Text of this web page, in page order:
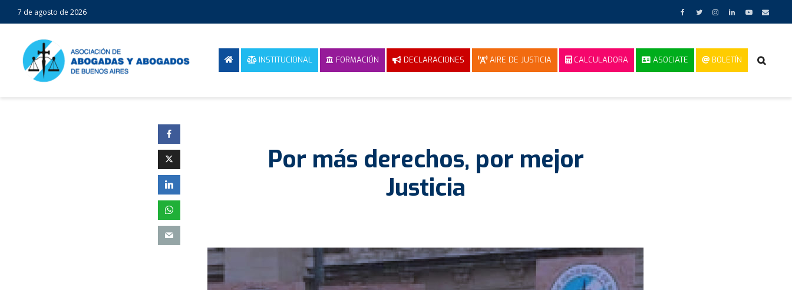
7 de agosto de 2026
INSTITUCIONAL FORMACIÓN DECLARACIONES AIRE DE JUSTICIA CALCULADORA ASOCIATE BOLETÍN
Por más derechos, por mejor
Justicia